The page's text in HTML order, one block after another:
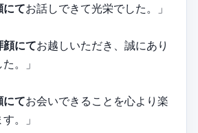
にてお話しできて光栄でした。」
顔にてお越しいただき、誠にあり
。」
にてお会いできることを心より楽
。」